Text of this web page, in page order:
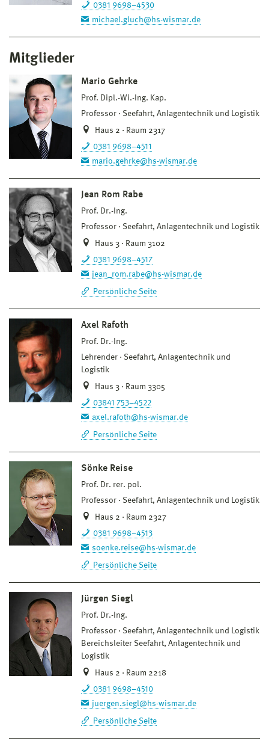
0381 9698–4530
michael.gluch@hs-wismar.de
Mitglieder
Mario Gehrke
Prof. Dipl.-Wi.-Ing. Kap.
Professor
Seefahrt, Anlagentechnik und Logistik
Haus 2 · Raum 2317
0381 9698–4511
mario.gehrke@hs-wismar.de
Jean Rom Rabe
Prof. Dr.-Ing.
Professor
Seefahrt, Anlagentechnik und Logistik
Haus 3 · Raum 3102
0381 9698–4517
jean_rom.rabe@hs-wismar.de
Persönliche Seite
Axel Rafoth
Prof. Dr.-Ing.
Lehrender
Seefahrt, Anlagentechnik und
Logistik
Haus 3 · Raum 3305
03841 753–4522
axel.rafoth@hs-wismar.de
Persönliche Seite
Sönke Reise
Prof. Dr. rer. pol.
Professor
Seefahrt, Anlagentechnik und Logistik
Haus 2 · Raum 2327
0381 9698–4513
soenke.reise@hs-wismar.de
Persönliche Seite
Jürgen Siegl
Prof. Dr.-Ing.
Professor
Seefahrt, Anlagentechnik und Logistik
Bereichsleiter Seefahrt, Anlagentechnik und
Logistik
Haus 2 · Raum 2218
0381 9698–4510
juergen.siegl@hs-wismar.de
Persönliche Seite